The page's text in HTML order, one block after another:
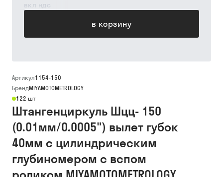
вкл ндс
в корзину
Артикул1154-150
БрендMIYAMOTOMETROLOGY
122 шт
Штангенциркуль Шцц- 150
(0.01мм/0.0005") вылет губок
40мм с цилиндрическим
глубиномером с вспом